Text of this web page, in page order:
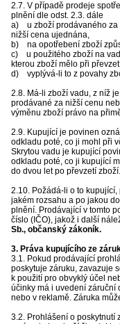
2.7. V případě prodeje
plnění dle odst. 2.3. dále
a) u zboží prodávaného za
nižší cena ujednána,
b) na opotřebení zboží
c) u použitého zboží na
kterou zboží mělo při
d) vyplývá-li to z povahy
2.8. Má-li zboží vadu, z níž
prodávané za nižší cenu
výměnu zboží právo na
2.9. Kupující je povinen
odkladu poté, co ji mohl při
Skrytou vadu je kupující
odkladu poté, co ji kupující
do dvou let po převzetí zboží.
2.10. Požádá-li o to
jakém rozsahu a po jakou
plnění. Prodávající v tomto
číslo (IČO), jakož i další
Sb., občanský zákoník.
3. Práva kupujícího ze
3.1. Pokud prodávající
poskytuje záruku, zavazuje
k použití pro obvyklý účel
účinky má i uvedení záruční
nebo v reklamě. Záruka
3.2. Prohlášení o poskytnutí